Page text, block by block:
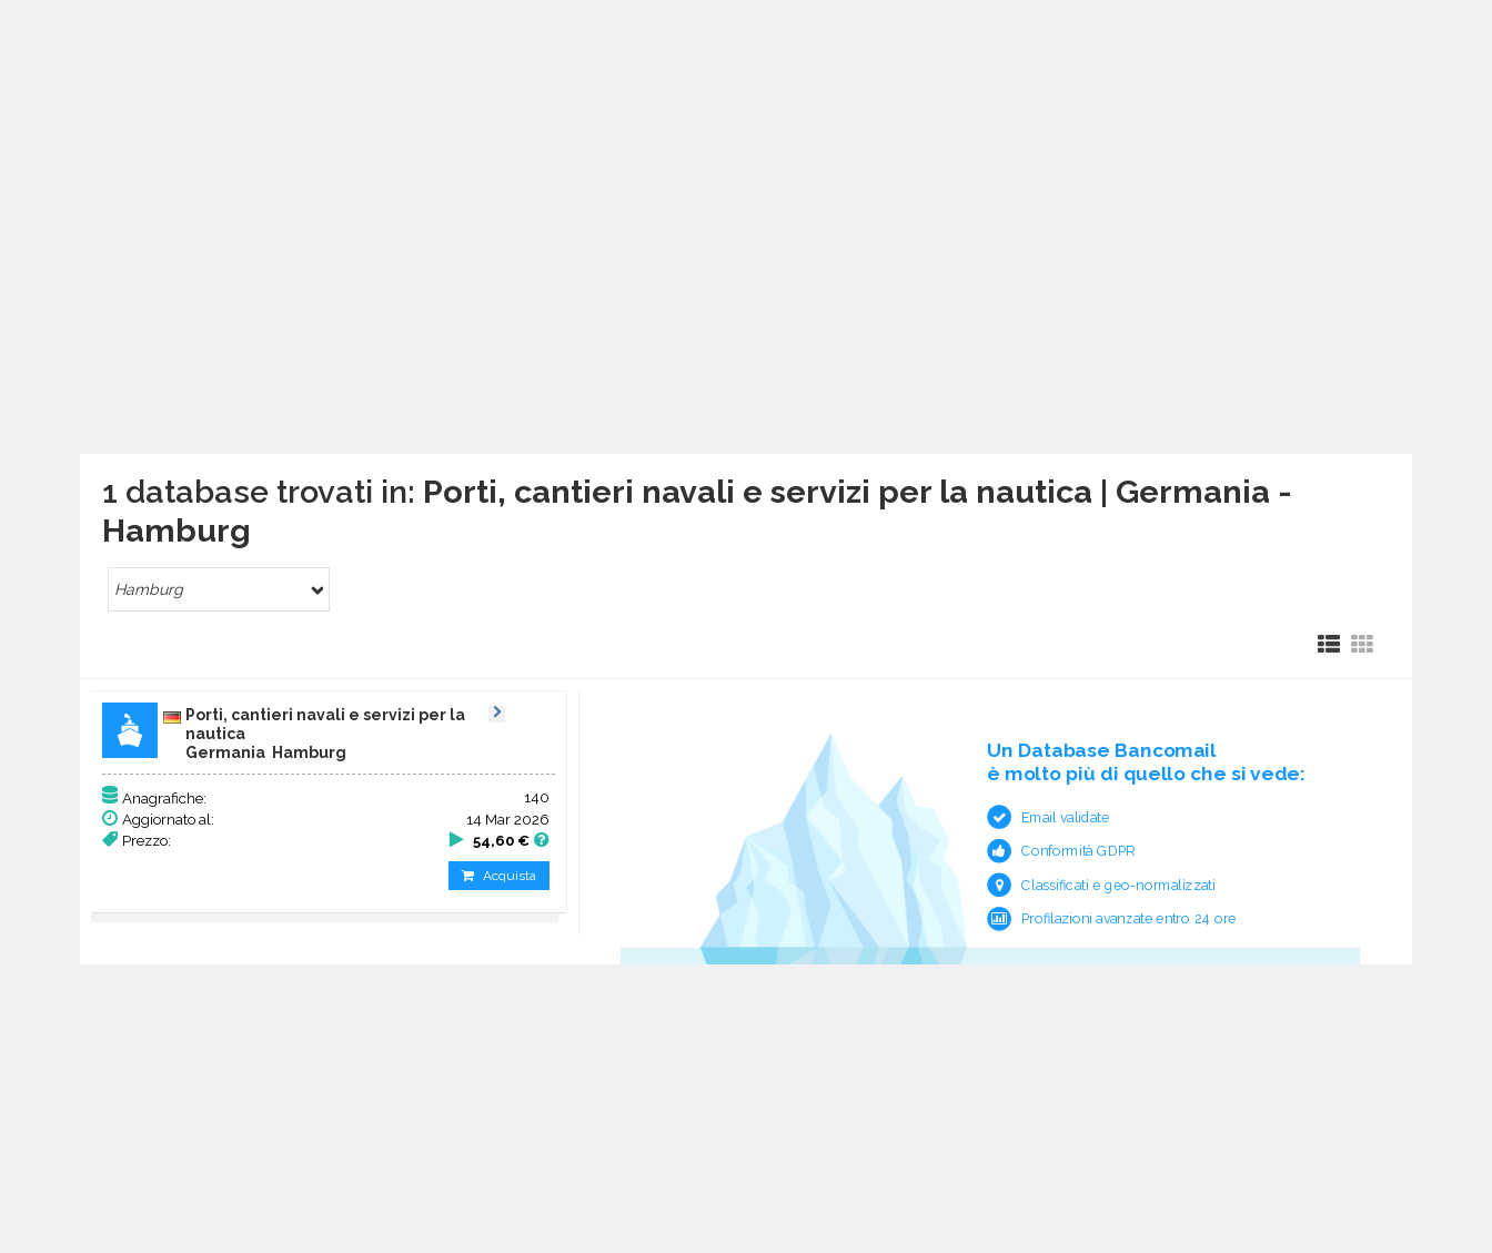
1 database trovati in: Porti, cantieri navali e servizi per la nautica | Germania -
Hamburg
Hamburg
Porti, cantieri navali e servizi per la
nautica
Germania Hamburg
Anagrafiche:
140
Aggiornato al:
14 Mar 2026
Prezzo:
54,60 €
Acquista
Un Database Bancomail
è molto più di quello che si vede:
Email validate
Conformità GDPR
Classificati e geo-normalizzati
Profilazioni avanzate entro 24 ore